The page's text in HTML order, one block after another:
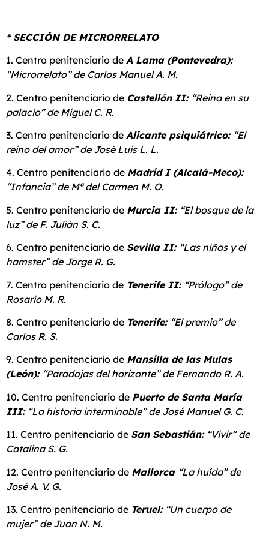
* SECCIÓN DE MICRORRELATO
1. Centro penitenciario de A Lama (Pontevedra):
“Microrrelato” de Carlos Manuel A. M.
2. Centro penitenciario de Castellón II: “Reina en su
palacio” de Miguel C. R.
3. Centro penitenciario de Alicante psiquiátrico: “El
reino del amor” de José Luis L. L.
4. Centro penitenciario de Madrid I (Alcalá-Meco):
“Infancia” de Mª del Carmen M. O.
5. Centro penitenciario de Murcia II: “El bosque de la
luz” de F. Julián S. C.
6. Centro penitenciario de Sevilla II: “Las niñas y el
hamster” de Jorge R. G.
7. Centro penitenciario de Tenerife II: “Prólogo” de
Rosario M. R.
8. Centro penitenciario de Tenerife: “El premio” de
Carlos R. S.
9. Centro penitenciario de Mansilla de las Mulas
(León): “Paradojas del horizonte” de Fernando R. A.
10. Centro penitenciario de Puerto de Santa María
III: “La historia interminable” de José Manuel G. C.
11. Centro penitenciario de San Sebastián: “Vivir” de
Catalina S. G.
12. Centro penitenciario de Mallorca “La huída” de
José A. V. G.
13. Centro penitenciario de Teruel: “Un cuerpo de
mujer” de Juan N. M.